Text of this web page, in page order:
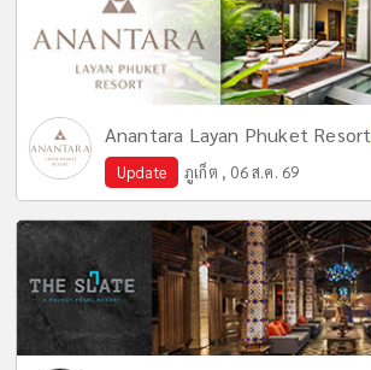
Anantara Layan Phuket Resort
Update ภูเก็ต , 06 ส.ค. 69